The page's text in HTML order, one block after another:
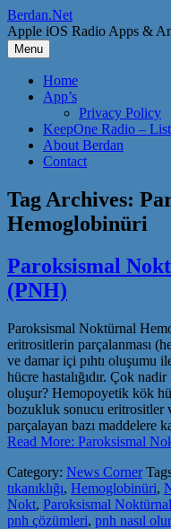
Skip
to
content
Berdan.Net
Apple iOS Radio Apps &
Menu
Home
App’s
Privacy Policy
KeepOne Radio –
About Berdan
Contact
Tag Archives:
Hemoglobinüri
Paroksismal
(PNH)
Paroksismal Noktürnal
eritrositlerin parçalanması
ve damar içi pıhtı oluşumu
hücre hastalığıdır. Çok
oluşur? Hemopoyetik kök
bozukluk sonucu eritrositler
parçalayan bazı maddelere
Read More: Paroksismal
Category: News Corner
tıkanıklığı, Hemoglobinüri,
Nokt, Paroksismal
pnh çözümleri, pnh nasıl olur